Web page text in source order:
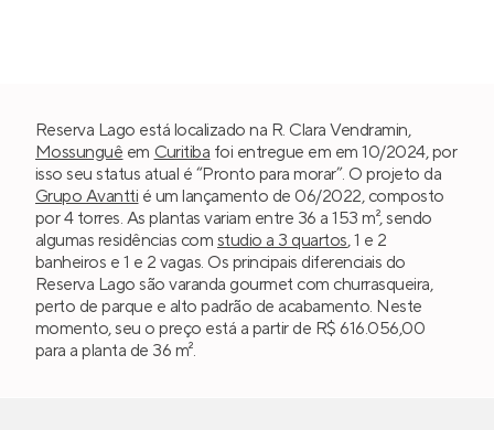
Reserva Lago está localizado na R. Clara Vendramin,
Mossunguê em Curitiba foi entregue em em 10/2024, por
isso seu status atual é “Pronto para morar”. O projeto da
Grupo Avantti é um lançamento de 06/2022, composto
por 4 torres. As plantas variam entre 36 a 153 m², sendo
algumas residências com studio a 3 quartos, 1 e 2
banheiros e 1 e 2 vagas. Os principais diferenciais do
Reserva Lago são varanda gourmet com churrasqueira,
perto de parque e alto padrão de acabamento. Neste
momento, seu o preço está a partir de R$ 616.056,00
para a planta de 36 m².